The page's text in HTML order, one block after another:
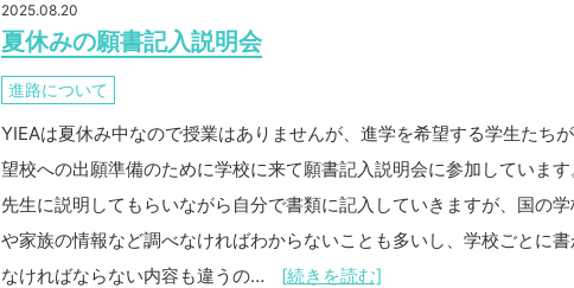
2025.08.20
夏休みの願書記入説明会
進路について
YIEAは夏休み中なので授業はありませんが、進学を希望する学生たち
望校への出願準備のために学校に来て願書記入説明会に参加していま
先生に説明してもらいながら自分で書類に記入していきますが、国の
や家族の情報など調べなければわからないことも多いし、学校ごとに
なければならない内容も違うの…
[続きを読む]